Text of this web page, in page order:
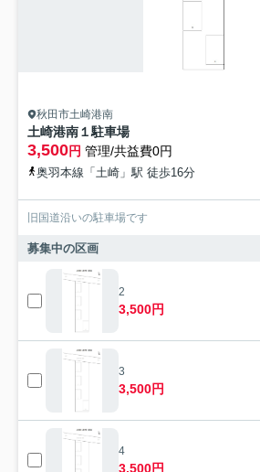
秋田市土崎港南
土崎港南１駐車場
3,500円 管理/共益費0円
奥羽本線「土崎」駅 徒歩16分
旧国道沿いの駐車場です
募集中の区画
2
3,500円
3
3,500円
4
3,500円